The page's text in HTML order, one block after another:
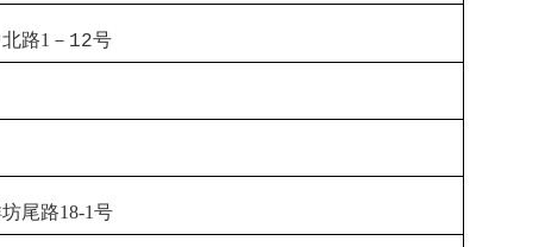
路1 － 12号
尾路18-1号